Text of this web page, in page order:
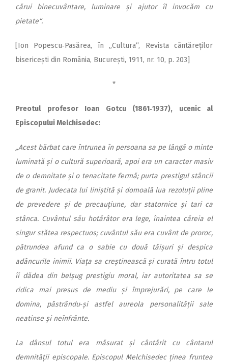
cărui binecuvântare, luminare și ajutor îl invocăm cu
pietate“.
[Ion Popescu‑Pasărea, în „Cul­tura“, Revista cântăreților
bisericești din România, București, 1911, nr. 10, p. 203]
*
Preotul profesor Ioan Gotcu (1861‑1937), ucenic al
Episcopului Melchisedec:
„Acest bărbat care întrunea în persoana sa pe lângă o minte
luminată și o cultură superioară, apoi era un caracter masiv
de o demnitate și o tenacitate fermă; purta prestigul stâncii
de granit. Judecata lui liniștită și domoală lua rezoluții pline
de prevedere și de precauțiune, dar statornice și tari ca
stânca. Cuvântul său hotărâtor era lege, înaintea căreia el
singur stătea respectuos; cuvântul său era cuvânt de proroc,
pătrundea afund ca o sabie cu două tăișuri și despica
adâncurile inimii. Viața sa creștinească și curată întru totul
îi dădea din belșug prestigiu moral, iar autoritatea sa se
ridica mai presus de mediu și împrejurări, pe care le
domina, păstrându‑și astfel aureola personalității sale
neatinse și neînfrânte.
La dânsul totul era măsurat și cântărit cu cântarul
demnității episcopale. Episcopul Melchisedec ținea fruntea